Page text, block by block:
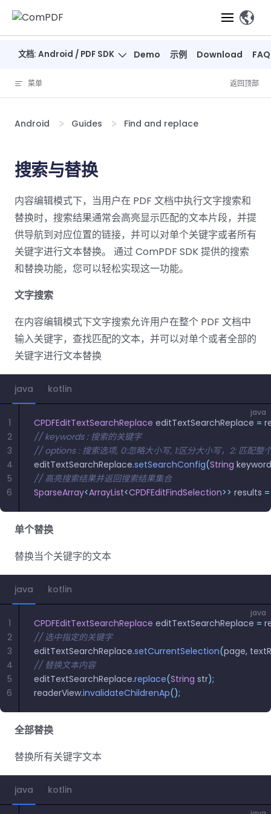
Skip to content
产品
ComPDF
SDK
验
Web
SDK
服务器端
Java
SDK
.NET
SDK
C++
SDK
PHP
SDK
Python
SDK
SDK
Mac SDK
移动端
Flutter
SDK
iOS SDK
React
Native
SDK
ComPDF
Cloud
API
私有化
部署
MCP
ComPDF
解析
智能文
抽取
免费试用: 立即获取您的 30 天免费试用许可证。
PDF
查看
器
注
释
文档
编辑
签名
文档生
成
表单
安全
标记密文
PDF/A,
PDF/X,
PDF/E,
测量
压缩
PDF
分色
智能文
取
AI
完整功能清单
解决方案
智能文档处理
概览
智能全文解
析
智能文档抽
取
AI
DocSlight
方案
建
筑
航
制
造
融
教
育
印
医
疗
持:
为初创公司和团队提供可负担且合理的价
格。
在线工具
开发者
ComPDF
SDK 指南
Web
Web 指
南
服务器端
Java
指南
.NET 指
南
C++ 指
南
PHP 指
南
Python
指南
Node.js
指南
南
Go 指南
桌面端
指南
Mac 指南
移动端
Android
指南
Flutter 指
南
iOS 指南
南
ComPDF
Cloud 指
南
API
私有化部
AI 指南
私有
署
定价
联系销售
文档: Android / PDF SDK Demo 示例 Download FAQ
、
菜单 返回顶部
Android Guides Find and replace
搜索与替换
内容编辑模式下，当用户在 PDF 文档中执行文字搜索和
替换时，搜索结果通常会高亮显示匹配的文本片段，并提
供导航到对应位置的链接，并可以对单个关键字或者所有
关键字进行文本替换。 通过 ComPDF SDK 提供的搜索
和替换功能，您可以轻松实现这一功能。
文字搜索
在内容编辑模式下文字搜索允许用户在整个 PDF 文档中
输入关键字，查找匹配的文本，并可以对单个或者全部的
关键字进行文本替换
java kotlin
java
CPDFEditTextSearchReplace editTextSearchReplace =
// keywords : 搜索的关键字
// options : 搜索选项, 0:忽略大小写, 1:区分大小写，2: 匹配整
editTextSearchReplace.setSearchConfig(String
// 高亮搜索结果并返回搜索结果集合
SparseArray<ArrayList<CPDFEditFindSelection>> results =
1
2
3
4
5
6
单个替换
替换当个关键字的文本
java kotlin
java
CPDFEditTextSearchReplace editTextSearchReplace =
// 选中指定的关键字
editTextSearchReplace.setCurrentSelection(page,
// 替换文本内容
editTextSearchReplace.replace(String str);
readerView.invalidateChildrenAp();
1
2
3
4
5
6
全部替换
替换所有关键字文本
java kotlin